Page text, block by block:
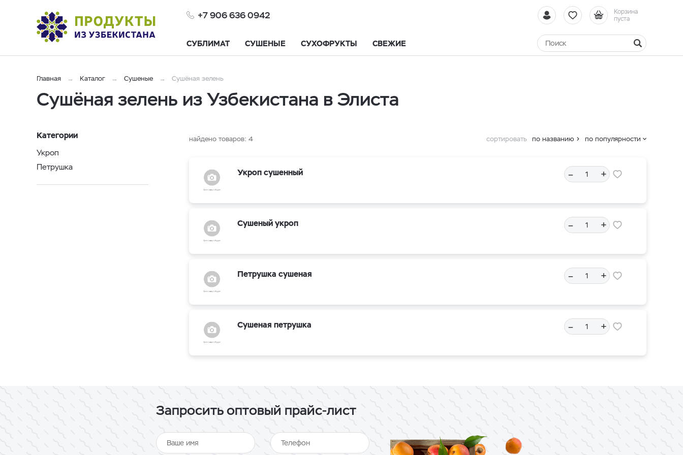
+7 906 636 0942
Корзина
пуста
СУБЛИМАТ СУШЕНЫЕ СУХОФРУКТЫ СВЕЖИЕ
Главная Каталог Сушеные Cушёная зелень
Cушёная зелень из Узбекистана в Элиста
Категории
Укроп
Петрушка
найдено товаров: 4 сортировать по названию по популярности
Укроп сушенный – +
Сушеный укроп – +
Петрушка сушеная – +
Сушеная петрушка – +
Запросить оптовый прайс-лист